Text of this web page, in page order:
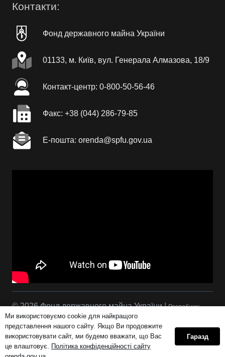
Контакти:
Фонд державного майна України
01133, м. Київ, вул. Генерала Алмазова, 18/9
Контакт-центр: 0-800-50-56-46
Факc: +38 (044) 286-79-85
Е-пошта: orenda@spfu.gov.ua
© 2026 Фонд державного майна України |Розробник:
Сова Р.С.
Політика конфіденційності сайту orenda.gov.ua
Ми використовуємо cookie для найкращого
представлення нашого сайту. Якщо Ви продовжите
використовувати сайт, ми будемо вважати, що Вас
це влаштовує. Політика конфіденційності сайту
Гаразд